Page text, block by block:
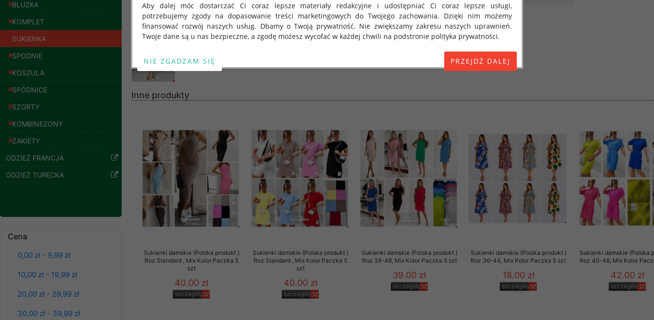
BLUZKA
KOMPLET
SUKIENKA
SPODNIE
KOSZULA
SPÓDNICE
SZORTY
KOMBINEZONY
ŻAKIETY
ODZIEŻ FRANCJA
ODZIEŻ TURECKA
Cena
0,00 zł - 9,99 zł
10,00 zł - 19,99 zł
20,00 zł - 29,99 zł
30,00 zł - 39,99 zł
Bluzy damskie Roz
L-3XL. 1 kolor.
Paczka 10 szt
szczegóły
L-3XL. 1 kolor.
Inne produkty
Sukienki damskie (Polska produkt )
Roz Standard , Mix Kolor Paczka 5
szt
40.00 zł
szczegóły
Sukienki damskie (Polska produkt )
Roz Standard , Mix Kolor Paczka 5
szt
40.00 zł
szczegóły
Sukienki damskie (Polska produkt )
Roz 38-48, Mix Kolor Paczka 5 szt
39.00 zł
szczegóły
Sukienki damskie (Polska produkt )
Roz 36-44, Mix Kolor Paczka 5 szt
18.00 zł
szczegóły
Sukienki damskie (Polska
Roz 40-48, Mix Kolor
42.00 zł
szczegóły
Aby dalej móc dostarczać Ci coraz lepsze materiały redakcyjne i udostępniać Ci coraz lepsze usługi,
potrzebujemy zgody na dopasowanie treści marketingowych do Twojego zachowania. Dzięki nim możemy
finansować rozwój naszych usług. Dbamy o Twoją prywatność. Nie zwiększamy zakresu naszych uprawnień.
Twoje dane są u nas bezpieczne, a zgodę możesz wycofać w każdej chwili na podstronie polityka prywatności.
Od 25 maja 2018 roku obowiązuje Rozporządzenie Parlamentu Europejskiego i Rady (UE) 2016/679 z dnia 27
kwietnia 2016 r. w sprawie ochrony osób fizycznych w związku z przetwarzaniem danych osobowych i w sprawie
swobodnego przepływu takich danych oraz uchylenia dyrektywy 95/46/WE (określane jako "RODO", "ORODO",
przetwarzaniu Twoich danych oraz zasadach, na jakich odbywa się to po dniu 25 maja 2018 roku. Poniżej
Jeżeli klikniesz przycisk „Przejdź dalej” lub zamkniesz to okno, to wyrazisz zgodę na przetwarzanie przez OMEZ
GROUP
Sp. z o.o.
Wyrażenie zgody jest dobrowolne. Zgodę możesz w każdym momencie wycofać . Pamiętaj, że wycofanie zgody nie
wpływa na zgodność z prawem przetwarzania dokonanego wcześniej.
Dodatkowe informacje, w tym o przysługujących uprawnieniach (prawo dostępu, sprostowania oraz usunięcia
Twoich danych, ograniczenia ich przetwarzania, prawo do ich przenoszenia, niepodlegania zautomatyzowanemu
podejmowaniu decyzji, w tym profilowaniu, a także prawo wyrażenia sprzeciwu wobec przetwarzania Twoich
danych osobowych) znajdziesz w Polityce prywatności.
Polityka prywatności
Polityka prywatności sklepu
Zapewniamy naszym Klientom pełne poszanowanie ich prywatności oraz ochronę ich danych osobowych.